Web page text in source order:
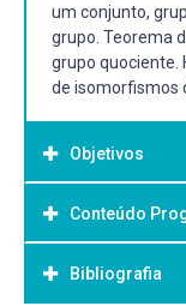
um conjunto,
grupo. Teorema
grupo quociente.
de isomorfismos
Objetivos
Objetivo Geral:
Objetivos gerais:
Conteúdo
Bibliografia